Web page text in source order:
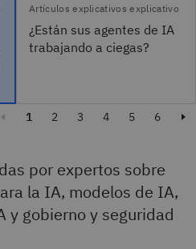
Artículos explicativos explicativo
¿Están sus agentes de IA
trabajando a ciegas?
1 2 3 4 5 6
por expertos sobre
la IA, modelos de IA,
y gobierno y seguridad